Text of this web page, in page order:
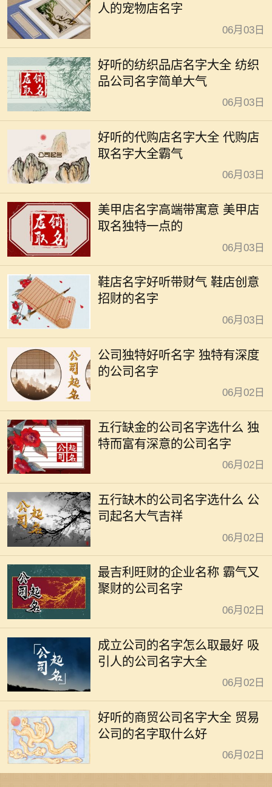
人的宠物店名字
06月03日
好听的纺织品店名字大全 纺织
品公司名字简单大气
06月03日
好听的代购店名字大全 代购店
取名字大全霸气
06月03日
美甲店名字高端带寓意 美甲店
取名独特一点的
06月03日
鞋店名字好听带财气 鞋店创意
招财的名字
06月03日
公司独特好听名字 独特有深度
的公司名字
06月02日
五行缺金的公司名字选什么 独
特而富有深意的公司名字
06月02日
五行缺木的公司名字选什么 公
司起名大气吉祥
06月02日
最吉利旺财的企业名称 霸气又
聚财的公司名字
06月02日
成立公司的名字怎么取最好 吸
引人的公司名字大全
06月02日
好听的商贸公司名字大全 贸易
公司的名字取什么好
06月02日